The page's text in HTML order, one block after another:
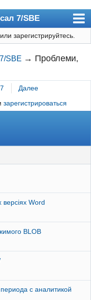
7/SBE
зарегистрируйтесь.
SBE → Проблеми,
7
Далее
зарегистрироваться
Word
BLOB
с аналитикой